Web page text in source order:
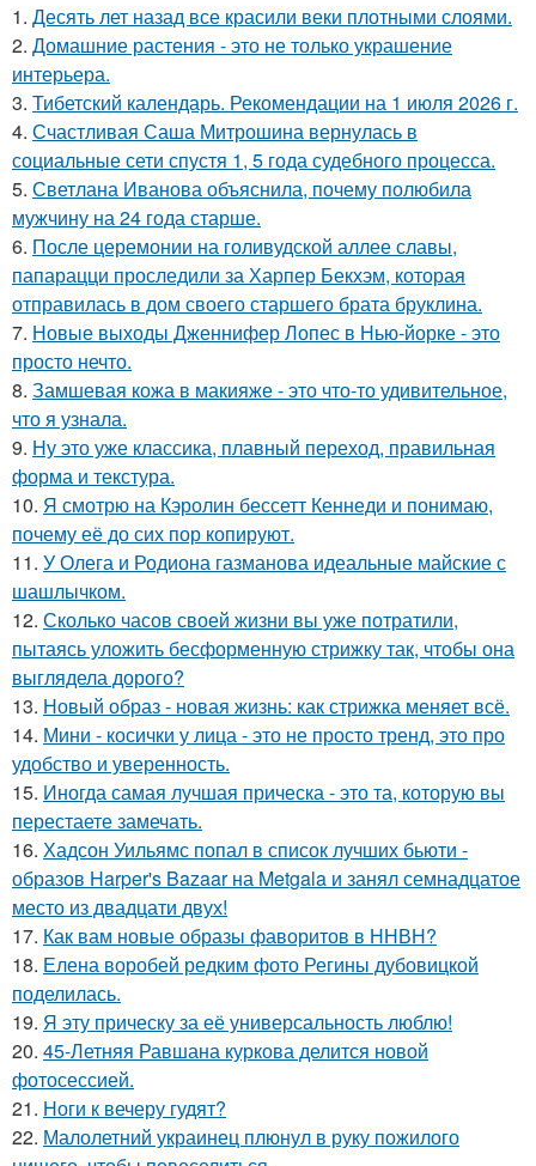
1. Десять лет назад все красили веки плотными слоями.
2. Домашние растения - это не только украшение
интерьера.
3. Тибетский календарь. Рекомендации на 1 июля 2026 г.
4. Счастливая Саша Митрошина вернулась в
социальные сети спустя 1, 5 года судебного процесса.
5. Светлана Иванова объяснила, почему полюбила
мужчину на 24 года старше.
6. После церемонии на голивудской аллее славы,
папарацци проследили за Харпер Бекхэм, которая
отправилась в дом своего старшего брата бруклина.
7. Новые выходы Дженнифер Лопес в Нью-йорке - это
просто нечто.
8. Замшевая кожа в макияже - это что-то удивительное,
что я узнала.
9. Ну это уже классика, плавный переход, правильная
форма и текстура.
10. Я смотрю на Кэролин бессетт Кеннеди и понимаю,
почему её до сих пор копируют.
11. У Олега и Родиона газманова идеальные майские с
шашлычком.
12. Сколько часов своей жизни вы уже потратили,
пытаясь уложить бесформенную стрижку так, чтобы она
выглядела дорого?
13. Новый образ - новая жизнь: как стрижка меняет всё.
14. Мини - косички у лица - это не просто тренд, это про
удобство и уверенность.
15. Иногда самая лучшая прическа - это та, которую вы
перестаете замечать.
16. Хадсон Уильямс попал в список лучших бьюти -
образов Harper's Bazaar на Metgala и занял семнадцатое
место из двадцати двух!
17. Как вам новые образы фаворитов в ННВН?
18. Елена воробей редким фото Регины дубовицкой
поделилась.
19. Я эту прическу за её универсальность люблю!
20. 45-Летняя Равшана куркова делится новой
фотосессией.
21. Ноги к вечеру гудят?
22. Малолетний украинец плюнул в руку пожилого